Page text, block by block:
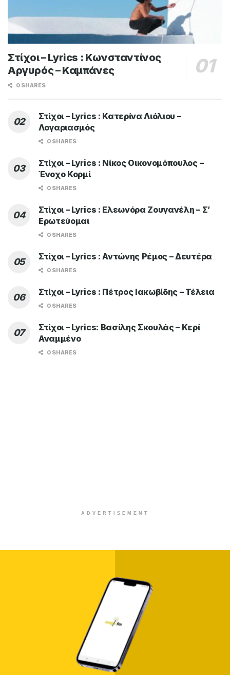
Στίχοι – Lyrics : Κωνσταντίνος
Αργυρός – Καμπάνες
0 SHARES
Στίχοι – Lyrics : Κατερίνα Λιόλιου –
Λογαριασμός
0 SHARES
Στίχοι – Lyrics : Νίκος Οικονομόπουλος –
Ένοχο Κορμί
0 SHARES
Στίχοι – Lyrics : Ελεωνόρα Ζουγανέλη – Σ’
Ερωτεύομαι
0 SHARES
Στίχοι – Lyrics : Αντώνης Ρέμος – Δευτέρα
0 SHARES
Στίχοι – Lyrics : Πέτρος Ιακωβίδης – Τέλεια
0 SHARES
Στίχοι – Lyrics: Βασίλης Σκουλάς – Κερί
Αναμμένο
0 SHARES
ADVERTISEMENT